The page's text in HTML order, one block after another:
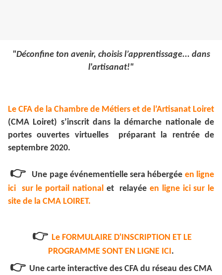
"Déconfine ton avenir, choisis l’apprentissage... dans
l'artisanat!"
Le CFA de la Chambre de Métiers et de l’Artisanat Loiret
(CMA Loiret) s’inscrit dans la démarche nationale de
portes ouvertes virtuelles préparant la rentrée de
septembre 2020.
👉 Une page événementielle sera hébergée en ligne
ici sur le portail national et relayée en ligne ici sur le
site de la CMA LOIRET.
👉 Le FORMULAIRE D'INSCRIPTION ET LE
PROGRAMME SONT EN LIGNE ICI.
👉 Une carte interactive des CFA du réseau des CMA